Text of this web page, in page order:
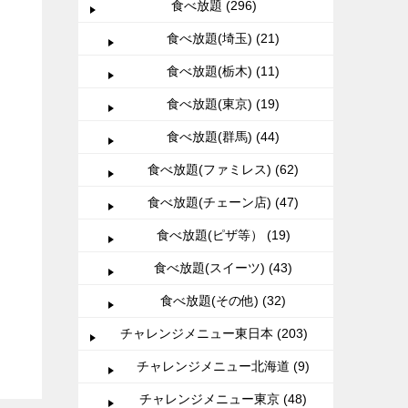
食べ放題 (296)
食べ放題(埼玉) (21)
食べ放題(栃木) (11)
食べ放題(東京) (19)
食べ放題(群馬) (44)
食べ放題(ファミレス) (62)
食べ放題(チェーン店) (47)
食べ放題(ピザ等） (19)
食べ放題(スイーツ) (43)
食べ放題(その他) (32)
チャレンジメニュー東日本 (203)
チャレンジメニュー北海道 (9)
チャレンジメニュー東京 (48)